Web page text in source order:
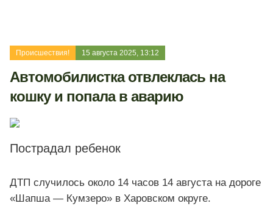
Происшествия! 15 августа 2025, 13:12
Автомобилистка отвлеклась на
кошку и попала в аварию
Пострадал ребенок
ДТП случилось около 14 часов 14 августа на дороге
«Шапша — Кумзеро» в Харовском округе.